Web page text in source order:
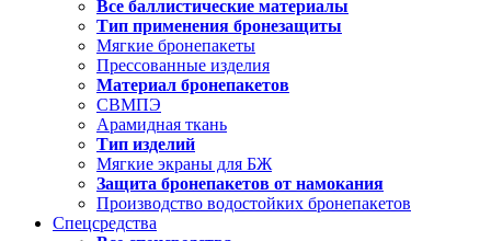
Все баллистические материалы
Тип применения бронезащиты
Мягкие бронепакеты
Прессованные изделия
Материал бронепакетов
СВМПЭ
Арамидная ткань
Тип изделий
Мягкие экраны для БЖ
Защита бронепакетов от намокания
Производство водостойких бронепакетов
Спецсредства